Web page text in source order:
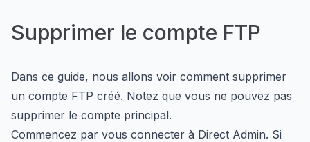
Supprimer le compte FTP
Dans ce guide, nous allons voir comment supprimer
un compte FTP créé. Notez que vous ne pouvez pas
supprimer le compte principal.
Commencez par vous connecter à Direct Admin. Si